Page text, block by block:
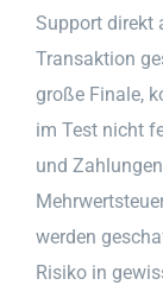
Support direkt
Transaktion
große Finale,
im Test nicht
und
werden
Risiko in